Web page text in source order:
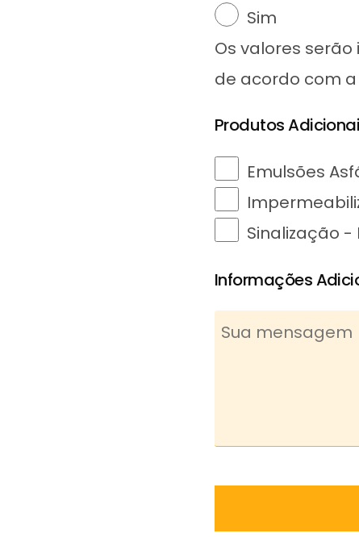
Sim
Os valores
de acordo com
Produtos
Emulsões
Sinalização
Informações